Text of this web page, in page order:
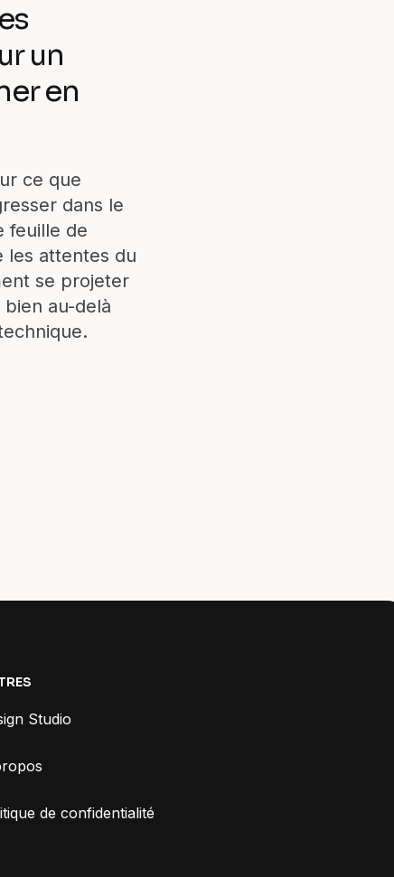
un
en
ce que
dans le
feuille de
les attentes du
se projeter
au-delà
Studio
de confidentialité